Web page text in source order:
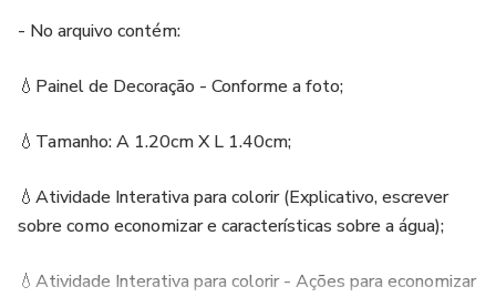
- No arquivo contém:
💧Painel de Decoração - Conforme a foto;
💧Tamanho: A 1.20cm X L 1.40cm;
💧Atividade Interativa para colorir (Explicativo, escrever
sobre como economizar e características sobre a água);
💧Atividade Interativa para colorir - Ações para economizar